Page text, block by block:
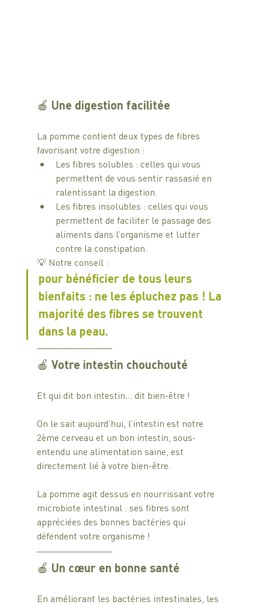
🍎 Une digestion facilitée
La pomme contient deux types de fibres
favorisant votre digestion :
Les fibres solubles : celles qui vous
permettent de vous sentir rassasié en
ralentissant la digestion.
Les fibres insolubles : celles qui vous
permettent de faciliter le passage des
aliments dans l’organisme et lutter
contre la constipation.
💡 Notre conseil :
pour bénéficier de tous leurs
bienfaits : ne les épluchez pas ! La
majorité des fibres se trouvent
dans la peau.
🍎 Votre intestin chouchouté
Et qui dit bon intestin… dit bien-être !
On le sait aujourd’hui, l’intestin est notre
2ème cerveau et un bon intestin, sous-
entendu une alimentation saine, est
directement lié à votre bien-être.
La pomme agit dessus en nourrissant votre
microbiote intestinal : ses fibres sont
appréciées des bonnes bactéries qui
défendent votre organisme !
🍎 Un cœur en bonne santé
En améliorant les bactéries intestinales, les